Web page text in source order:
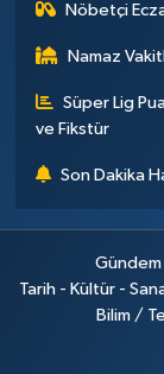
Nöbetçi
Namaz
Süper Lig
ve Fikstür
Son Dakika
Gündem
Tarih - Kültür -
Bilim /